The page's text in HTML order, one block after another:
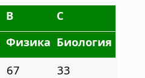
B
C
Физика Биология
67
33